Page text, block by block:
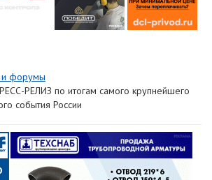
и форумы
РЕЛИЗ по итогам самого крупнейшего
события России